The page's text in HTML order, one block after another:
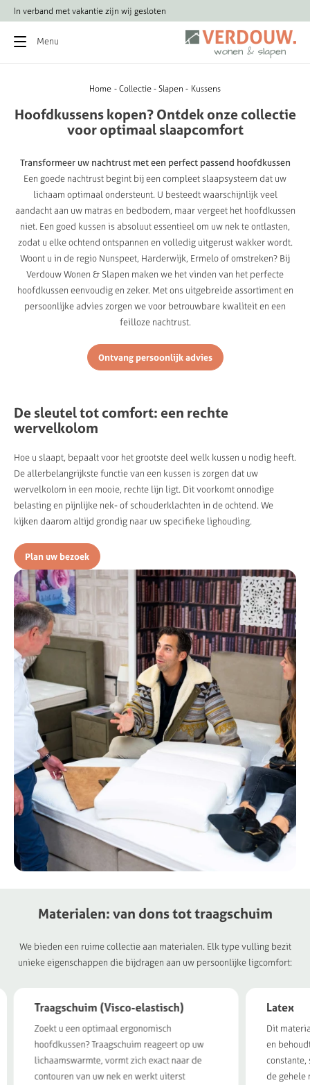
In verband met vakantie zijn wij gesloten
Menu
Home Collectie Slapen Kussens
Hoofdkussens kopen? Ontdek onze collectie
voor optimaal slaapcomfort
Transformeer uw nachtrust met een perfect passend hoofdkussen
Een goede nachtrust begint bij een compleet slaapsysteem dat uw
lichaam optimaal ondersteunt. U besteedt waarschijnlijk veel
aandacht aan uw matras en bedbodem, maar vergeet het hoofdkussen
niet. Een goed kussen is absoluut essentieel om uw nek te ontlasten,
zodat u elke ochtend ontspannen en volledig uitgerust wakker wordt.
Woont u in de regio Nunspeet, Harderwijk, Ermelo of omstreken? Bij
Verdouw Wonen & Slapen maken we het vinden van het perfecte
hoofdkussen eenvoudig en zeker. Met ons uitgebreide assortiment en
persoonlijke advies zorgen we voor betrouwbare kwaliteit en een
feilloze nachtrust.
Ontvang persoonlijk advies
De sleutel tot comfort: een rechte
wervelkolom
Hoe u slaapt, bepaalt voor het grootste deel welk kussen u nodig heeft.
De allerbelangrijkste functie van een kussen is zorgen dat uw
wervelkolom in een mooie, rechte lijn ligt. Dit voorkomt onnodige
belasting en pijnlijke nek- of schouderklachten in de ochtend. We
kijken daarom altijd grondig naar uw specifieke lighouding.
Plan uw bezoek
Materialen: van donstottraagschuim
We bieden een ruime collectie aan materialen. Elk type vulling bezit
unieke eigenschappen die bijdragen aan uw persoonlijke ligcomfort:
Traagschuim (Visco-elastisch)
Zoekt u een optimaal ergonomisch
hoofdkussen? Traagschuim reageert op uw
lichaamswarmte, vormt zich exact naar de
contouren van uw nek en werkt uiterst
Latex
Dit
en
de gehele